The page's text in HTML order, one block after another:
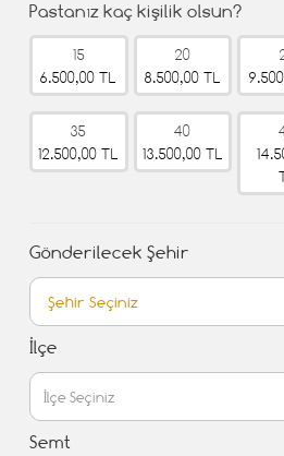
Pastanız kaç kişilik olsun?
15
6.500,00 TL
20
8.500,00 TL
35
12.500,00 TL
40
13.500,00 TL
Gönderilecek Şehir
İlçe
Semt